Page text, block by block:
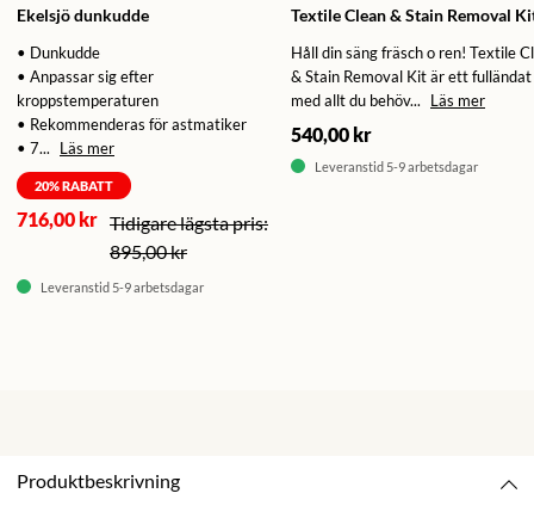
Ekelsjö dunkudde
• Dunkudde
• Anpassar sig efter
kroppstemperaturen
• Rekommenderas för astmatiker
• 7...
Läs mer
20% RABATT
716,00 kr
895,00 kr
Leveranstid 5-9 arbetsdagar
Textile Clean & Stain Removal
Håll din säng fräsch o ren! Textile
& Stain Removal Kit är ett
med allt du behöv...
Läs mer
540,00 kr
Leveranstid 5-9 arbetsdagar
Produktbeskrivning